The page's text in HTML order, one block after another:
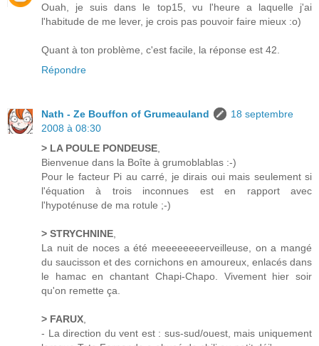
Ouah, je suis dans le top15, vu l'heure a laquelle j'ai
l'habitude de me lever, je crois pas pouvoir faire mieux :o)
Quant à ton problème, c'est facile, la réponse est 42.
Répondre
Nath - Ze Bouffon of Grumeauland
18 septembre
2008 à 08:30
> LA POULE PONDEUSE
Bienvenue dans la Boîte à grumoblablas :-)
Pour le facteur Pi au carré, je dirais oui mais seulement si
l'équation à trois inconnues est en rapport avec
l'hypoténuse de ma rotule ;-)
> STRYCHNINE
La nuit de noces a été meeeeeeeerveilleuse, on a mangé
du saucisson et des cornichons en amoureux, enlacés dans
le hamac en chantant Chapi-Chapo. Vivement hier soir
qu'on remette ça.
> FARUX
- La direction du vent est : sus-sud/ouest, mais uniquement